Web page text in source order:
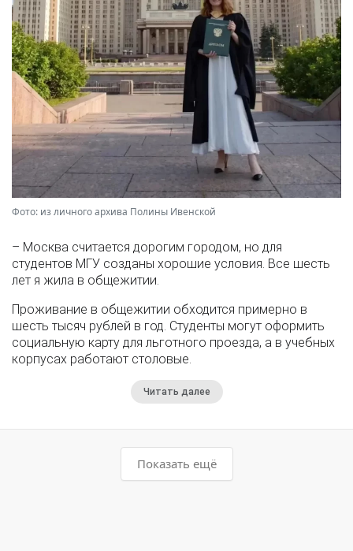
Фото: из личного архива Полины Ивенской
– Москва считается дорогим городом, но для
студентов МГУ созданы хорошие условия. Все шесть
лет я жила в общежитии.
Проживание в общежитии обходится примерно в
шесть тысяч рублей в год. Студенты могут оформить
социальную карту для льготного проезда, а в учебных
корпусах работают столовые.
Читать далее
Показать ещё